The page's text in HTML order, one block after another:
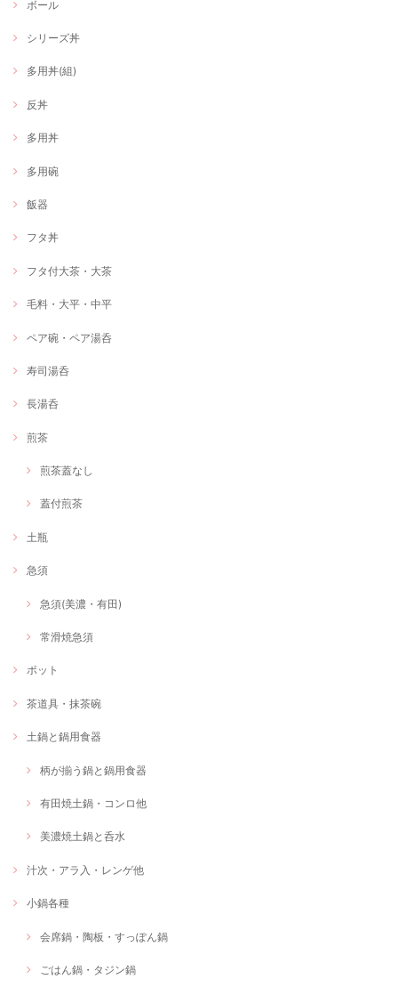
ボール
シリーズ丼
多用丼(組)
反丼
多用丼
多用碗
飯器
フタ丼
フタ付大茶・大茶
毛料・大平・中平
ペア碗・ペア湯呑
寿司湯呑
長湯呑
煎茶
煎茶蓋なし
蓋付煎茶
土瓶
急須
急須(美濃・有田)
常滑焼急須
ポット
茶道具・抹茶碗
土鍋と鍋用食器
柄が揃う鍋と鍋用食器
有田焼土鍋・コンロ他
美濃焼土鍋と呑水
汁次・アラ入・レンゲ他
小鍋各種
会席鍋・陶板・すっぽん鍋
ごはん鍋・タジン鍋